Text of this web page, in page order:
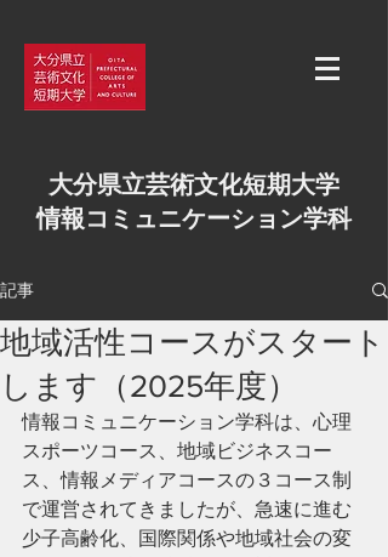
大分県立芸術文化短期大学
情報コミュニケーション学科
記事
地域活性コースがスタート
します（2025年度）
情報コミュニケーション学科は、心理
スポーツコース、地域ビジネスコー
ス、情報メディアコースの３コース制
で運営されてきましたが、急速に進む
少子高齢化、国際関係や地域社会の変